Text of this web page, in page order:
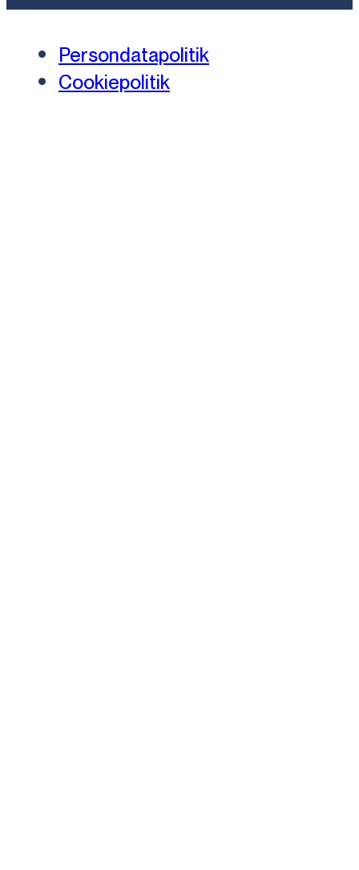
Persondatapolitik
Cookiepolitik